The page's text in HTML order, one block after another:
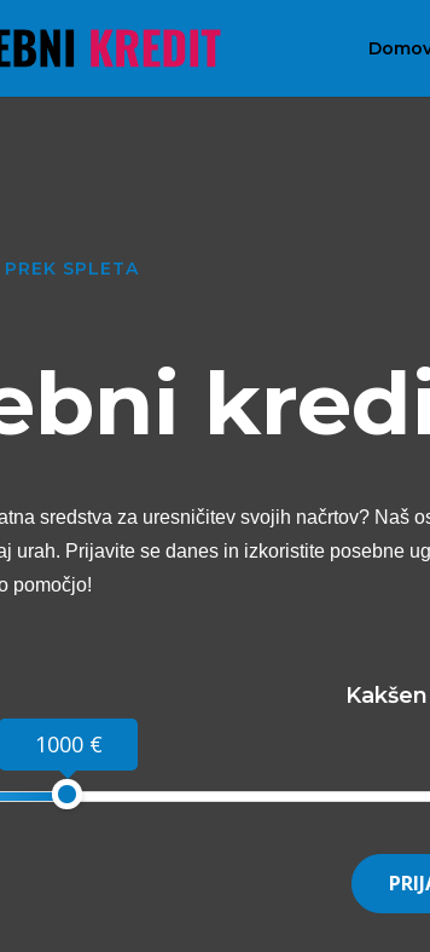
SPLETA
sredstva za uresničitev svojih načrtov? Naš
urah. Prijavite se danes in izkoristite posebne
pomočjo!
1000 €